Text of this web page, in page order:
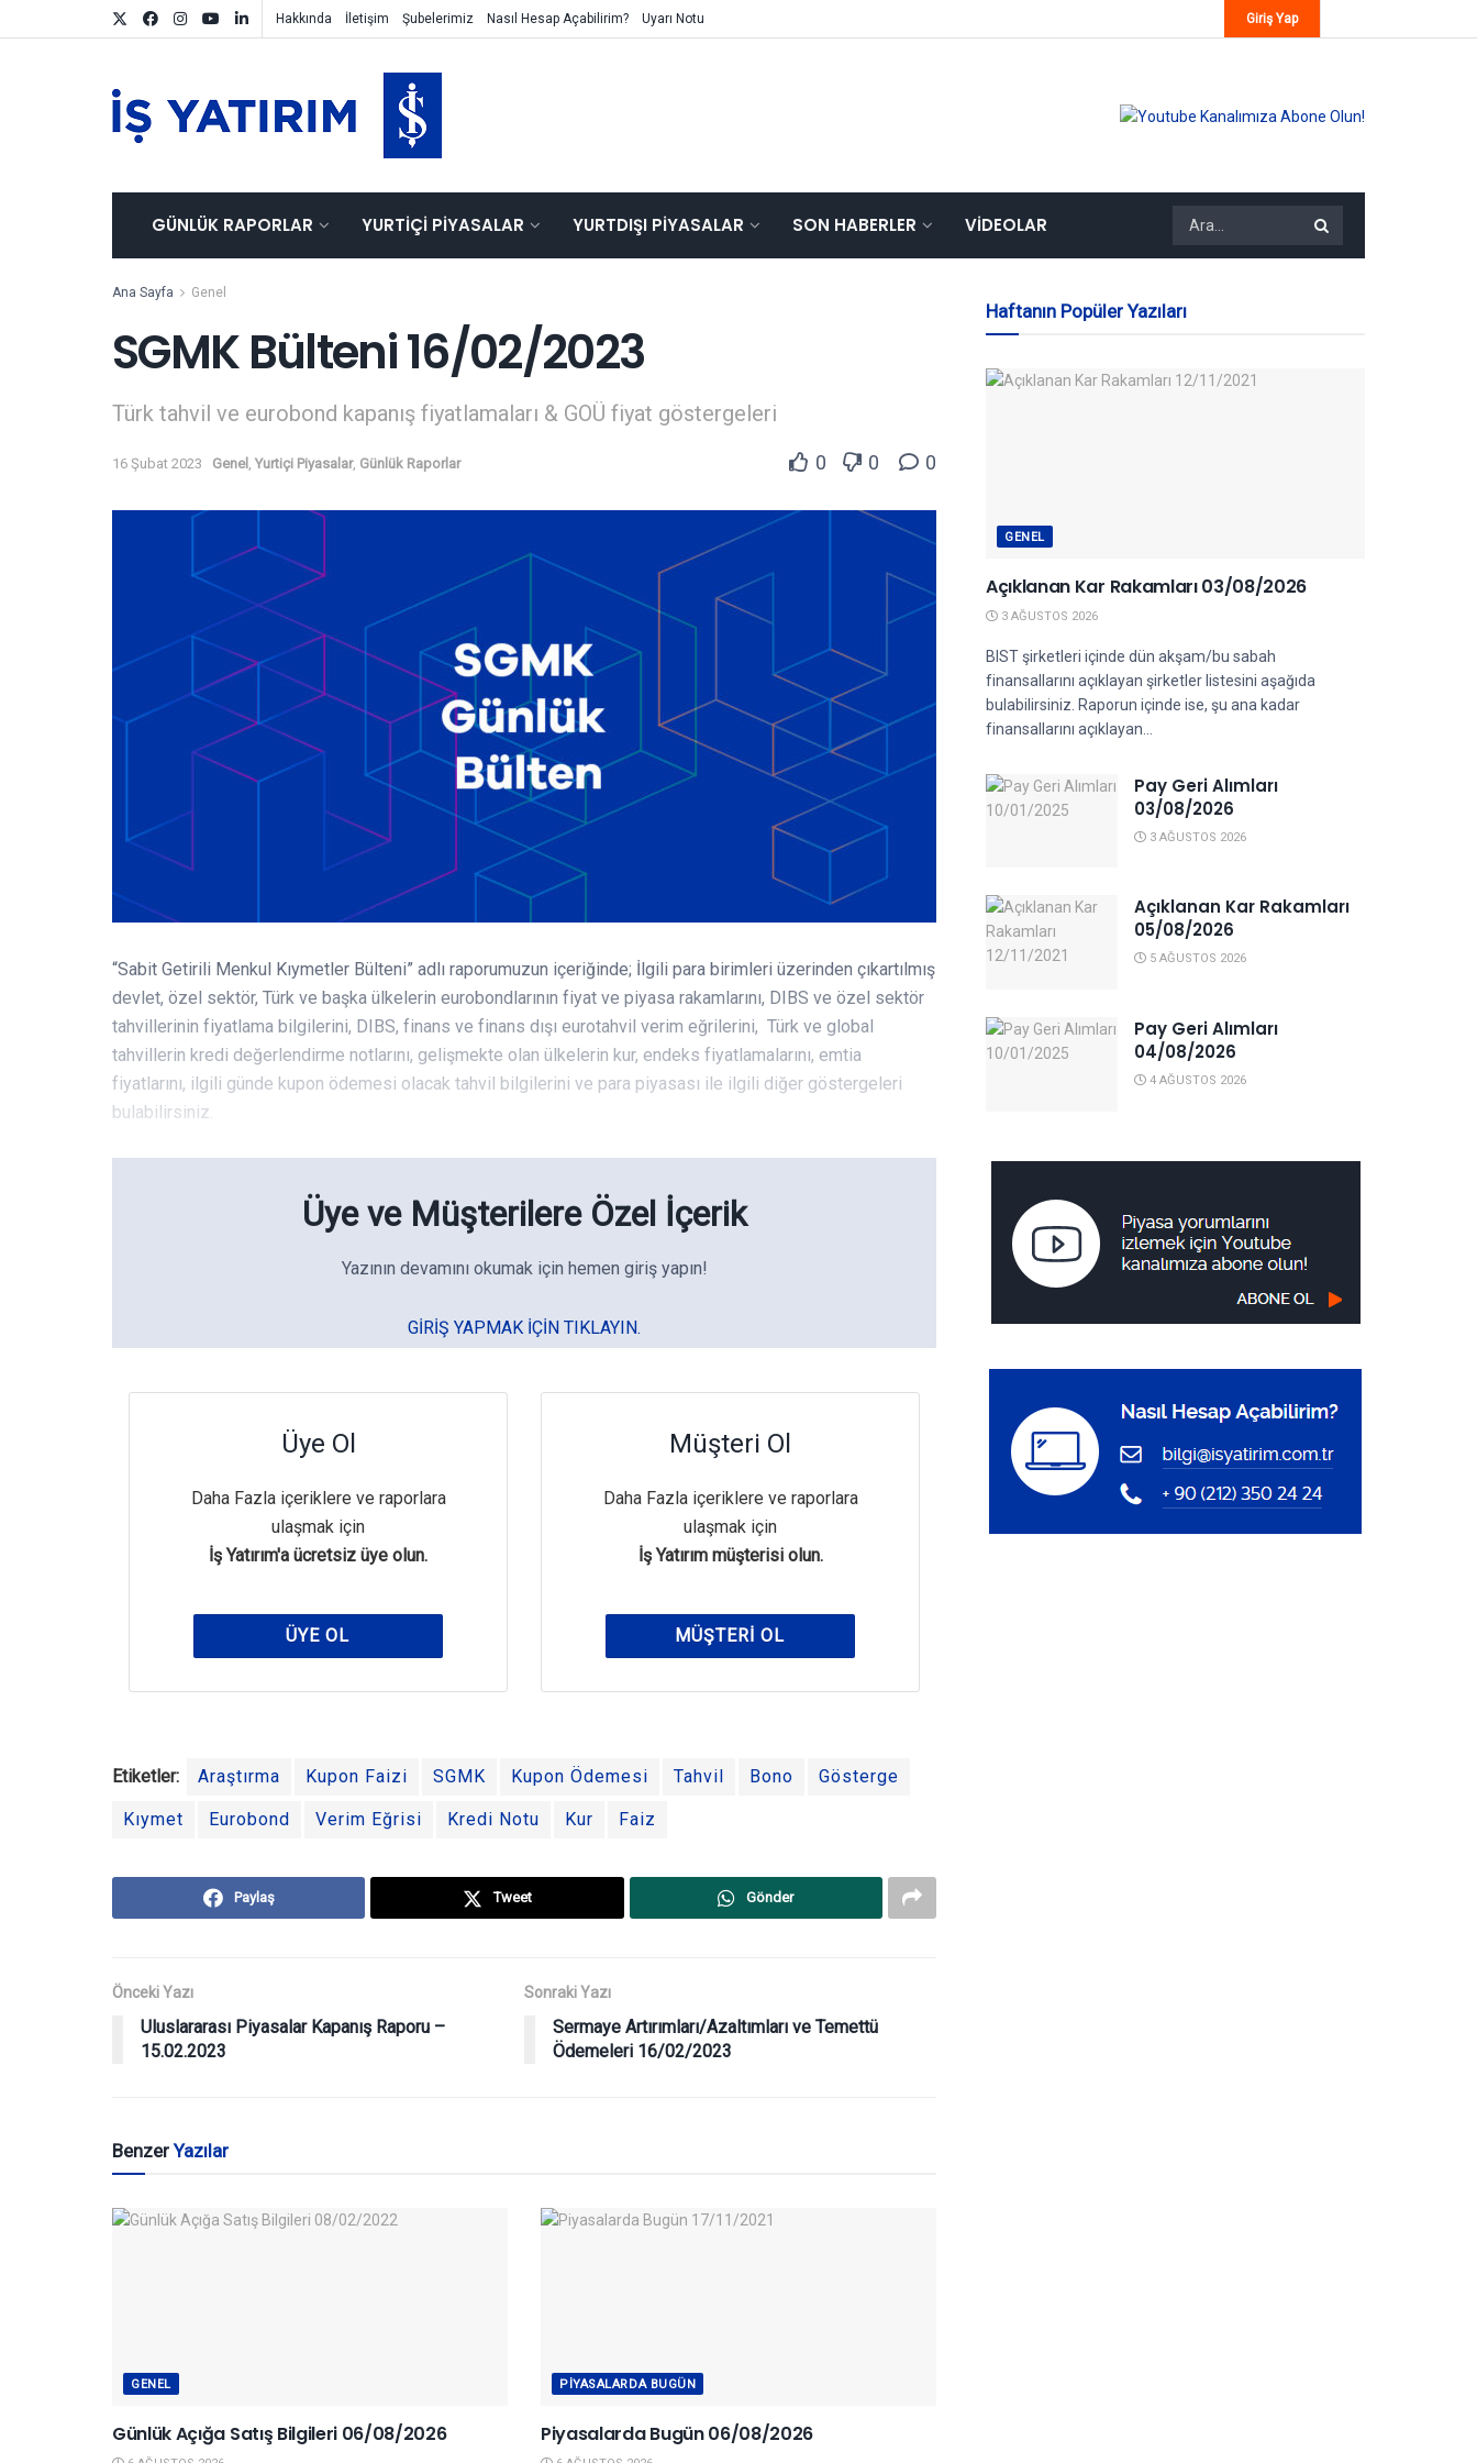
Hakkında İletişim Şubelerimiz Nasıl Hesap Açabilirim? Uyarı Notu Giriş Yap
GÜNLÜK RAPORLAR YURTIÇI PIYASALAR YURTDIŞI PIYASALAR SON HABERLER VIDEOLAR
Ana Sayfa Genel
SGMK Bülteni 16/02/2023
Türk tahvil ve eurobond kapanış fiyatlamaları & GOÜ fiyat göstergeleri
16 Şubat 2023 Genel Yurtiçi Piyasalar, Günlük Raporlar 0 0 0
“Sabit Getirili Menkul Kıymetler Bülteni” adlı raporumuzun içeriğinde; İlgili para birimleri üzerinden çıkartılmış
devlet, özel sektör, Türk ve başka ülkelerin eurobondlarının fiyat ve piyasa rakamlarını, DIBS ve özel sektör
tahvillerinin fiyatlama bilgilerini, DIBS, finans ve finans dışı eurotahvil verim eğrilerini, Türk ve global
tahvillerin kredi değerlendirme notlarını, gelişmekte olan ülkelerin kur, endeks fiyatlamalarını, emtia
fiyatlarını, ilgili günde kupon ödemesi olacak tahvil bilgilerini ve para piyasası ile ilgili diğer göstergeleri
bulabilirsiniz.
Üye ve Müşterilere Özel İçerik
Yazının devamını okumak için hemen giriş yapın!
GIRIŞ YAPMAK IÇIN TIKLAYIN.
Üye Ol
Daha Fazla içeriklere ve raporlara
ulaşmak için
İş Yatırım'a ücretsiz üye olun.
ÜYE OL
Müşteri Ol
Daha Fazla içeriklere ve raporlara
ulaşmak için
İş Yatırım müşterisi olun.
MÜŞTERI OL
Etiketler: Araştırma Kupon Faizi SGMK Kupon Ödemesi Tahvil Bono Gösterge
Kıymet Eurobond Verim Eğrisi Kredi Notu Kur Faiz
Paylaş Tweet Gönder
Önceki Yazı
Uluslararası Piyasalar Kapanış Raporu –
15.02.2023
Sonraki Yazı
Sermaye Artırımları/Azaltımları ve Temettü
Ödemeleri 16/02/2023
BenzerYazılar
GENEL
Günlük Açığa Satış Bilgileri 06/08/2026
PIYASALARDA BUGÜN
Piyasalarda Bugün 06/08/2026
Haftanın Popüler Yazıları
GENEL
Açıklanan Kar Rakamları 03/08/2026
3 AĞUSTOS 2026
BIST şirketleri içinde dün akşam/bu sabah
finansallarını açıklayan şirketler listesini aşağıda
bulabilirsiniz. Raporun içinde ise, şu ana kadar
finansallarını açıklayan...
Pay Geri Alımları
03/08/2026
3 AĞUSTOS 2026
Açıklanan Kar Rakamları
05/08/2026
5 AĞUSTOS 2026
Pay Geri Alımları
04/08/2026
4 AĞUSTOS 2026